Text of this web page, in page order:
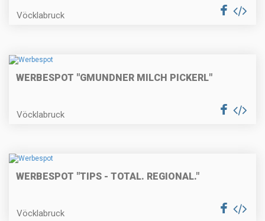
Vöcklabruck
WERBESPOT "GMUNDNER MILCH PICKERL"
Vöcklabruck
WERBESPOT "TIPS - TOTAL. REGIONAL."
Vöcklabruck